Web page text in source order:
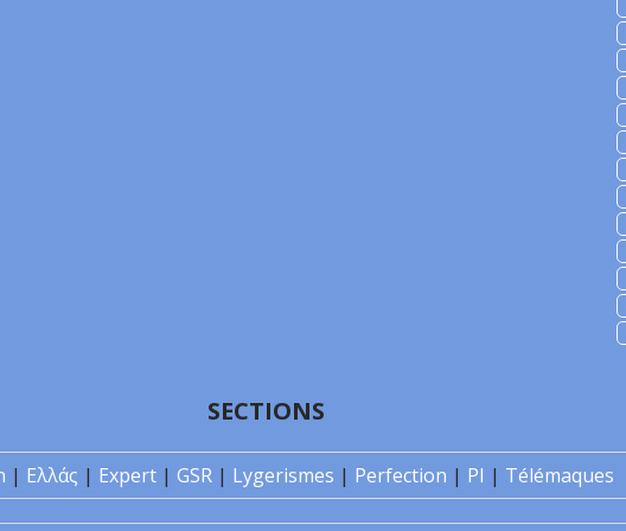
SECTIONS
| Ελλάς | Expert | GSR | Lygerismes | Perfection | PI | Télémaques